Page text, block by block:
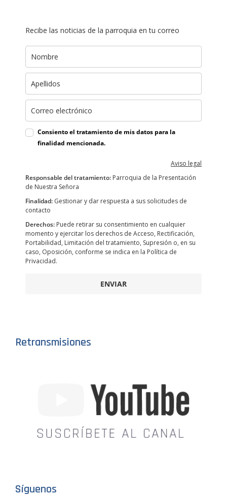
Recibe las noticias de la parroquia en tu correo
Consiento el tratamiento de mis datos para la
finalidad mencionada.
Aviso legal
Responsable del tratamiento: Parroquia de la Presentación
de Nuestra Señora
Finalidad: Gestionar y dar respuesta a sus solicitudes de
contacto
Derechos: Puede retirar su consentimiento en cualquier
momento y ejercitar los derechos de Acceso, Rectificación,
Portabilidad, Limitación del tratamiento, Supresión o, en su
caso, Oposición, conforme se indica en la Política de
Privacidad.
ENVIAR
Retransmisiones
Síguenos